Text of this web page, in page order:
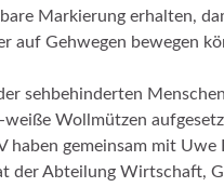
Markierung erhalten,
auf Gehwegen bewegen
sehbehinderten
Wollmützen
haben gemeinsam mit
der Abteilung Wirtschaft,